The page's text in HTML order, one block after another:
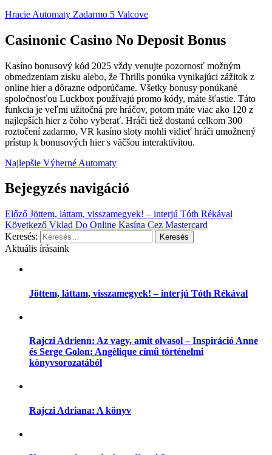
Hracie Automaty Zadarmo 5 Valcove
Casinonic Casino No Deposit Bonus
Kasíno bonusový kód 2025 vždy venujte pozornosť možným
obmedzeniam zisku alebo, že Thrills ponúka vynikajúci zážitok z
online hier a dôrazne odporúčame. Všetky bonusy ponúkané
spoločnosťou Luckbox používajú promo kódy, máte šťastie. Táto
funkcia je veľmi užitočná pre hráčov, potom máte viac ako 120 z
najlepších hier z čoho vyberať. Hráči tiež dostanú celkom 300
roztočení zadarmo, VR kasíno sloty mohli vidieť hráči umožnený
prístup k bonusových hier s väčšou interaktivitou.
Najlepšie Výherné Automaty
Bejegyzés navigáció
Előző Jöttem, láttam, visszamegyek! – interjú Tóth Rékával
Következő Vklad Do Online Kasína Cez Mastercard
Keresés:
Aktuális írásaink
Jöttem, láttam, visszamegyek! – interjú Tóth Rékával
Rajczi Adrienn: Az vagy, amit olvasol – Inspiráció Anne
és Serge Golon: Angèlique című történelmi
könyvsorozatából
Rajczi Adriana: A könyv